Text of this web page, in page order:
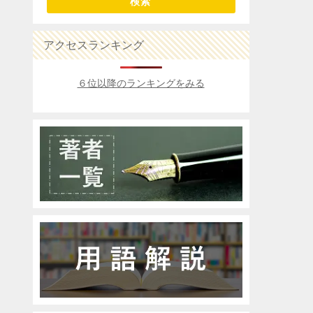
アクセスランキング
６位以降のランキングをみる